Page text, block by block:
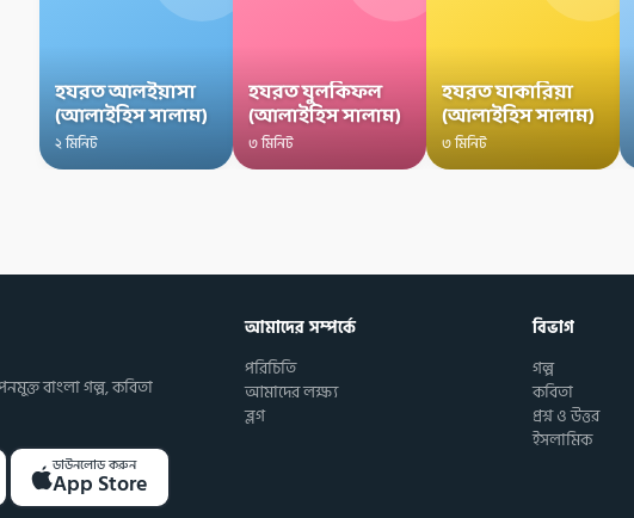
হযরত আলইয়াসা
(আলাইহিস সালাম)
২ মিনিট
হযরত যুলকিফল
(আলাইহিস সালাম)
৩ মিনিট
হযরত যাকারিয়া
(আলাইহিস সালাম)
৩ মিনিট
বাংলা গল্প, কবিতা
ডাউনলোড করুন
App Store
আমাদের সম্পর্কে
পরিচিতি
আমাদের লক্ষ্য
ব্লগ
বিভাগ
গল্প
কবিতা
প্রশ্ন ও উত্তর
ইসলামিক